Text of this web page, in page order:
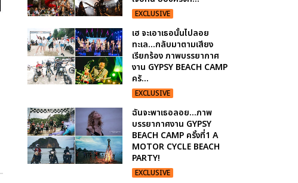
EXCLUSIVE
เฮ จะเอาเธอนั้นไปลอย
ทะเล...กลับมาตามเสียง
เรียกร้อง ภาพบรรยากาศ
งาน GYPSY BEACH CAMP
ครั...
EXCLUSIVE
ฉันจะพาเธอลอย...ภาพ
บรรยากาศงาน GYPSY
BEACH CAMP ครั้งที่1 A
MOTOR CYCLE BEACH
PARTY!
EXCLUSIVE